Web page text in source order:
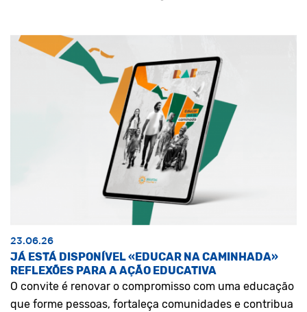
23.06.26
JÁ ESTÁ DISPONÍVEL «EDUCAR NA CAMINHADA»
REFLEXÕES PARA A AÇÃO EDUCATIVA
O convite é renovar o compromisso com uma educação
que forme pessoas, fortaleça comunidades e contribua